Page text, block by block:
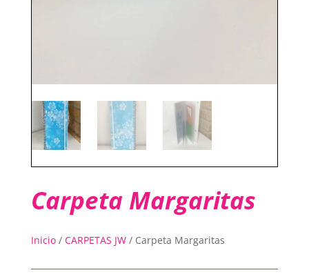
Carpeta Margaritas
Inicio/ CARPETAS JW/ Carpeta Margaritas